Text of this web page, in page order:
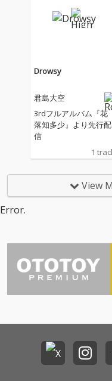
Drowsy
君島大空
3rdフルアルバム『花
落知多少』より先行配
信
1
View
Error.